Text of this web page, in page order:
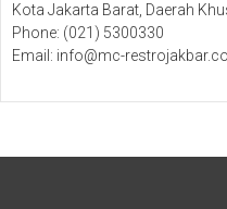
Kota Jakarta Barat, Daerah
Phone: (021) 5300330
Email: info@mc-